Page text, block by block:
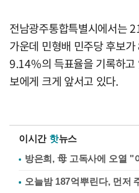
전남광주통합특별시에서는
가운데 민형배 민주당 후보
9.14%의 득표율을 기록하고
보에게 크게 앞서고 있다.
이시간 핫뉴스
방은희, 母 고독사에 오열 "